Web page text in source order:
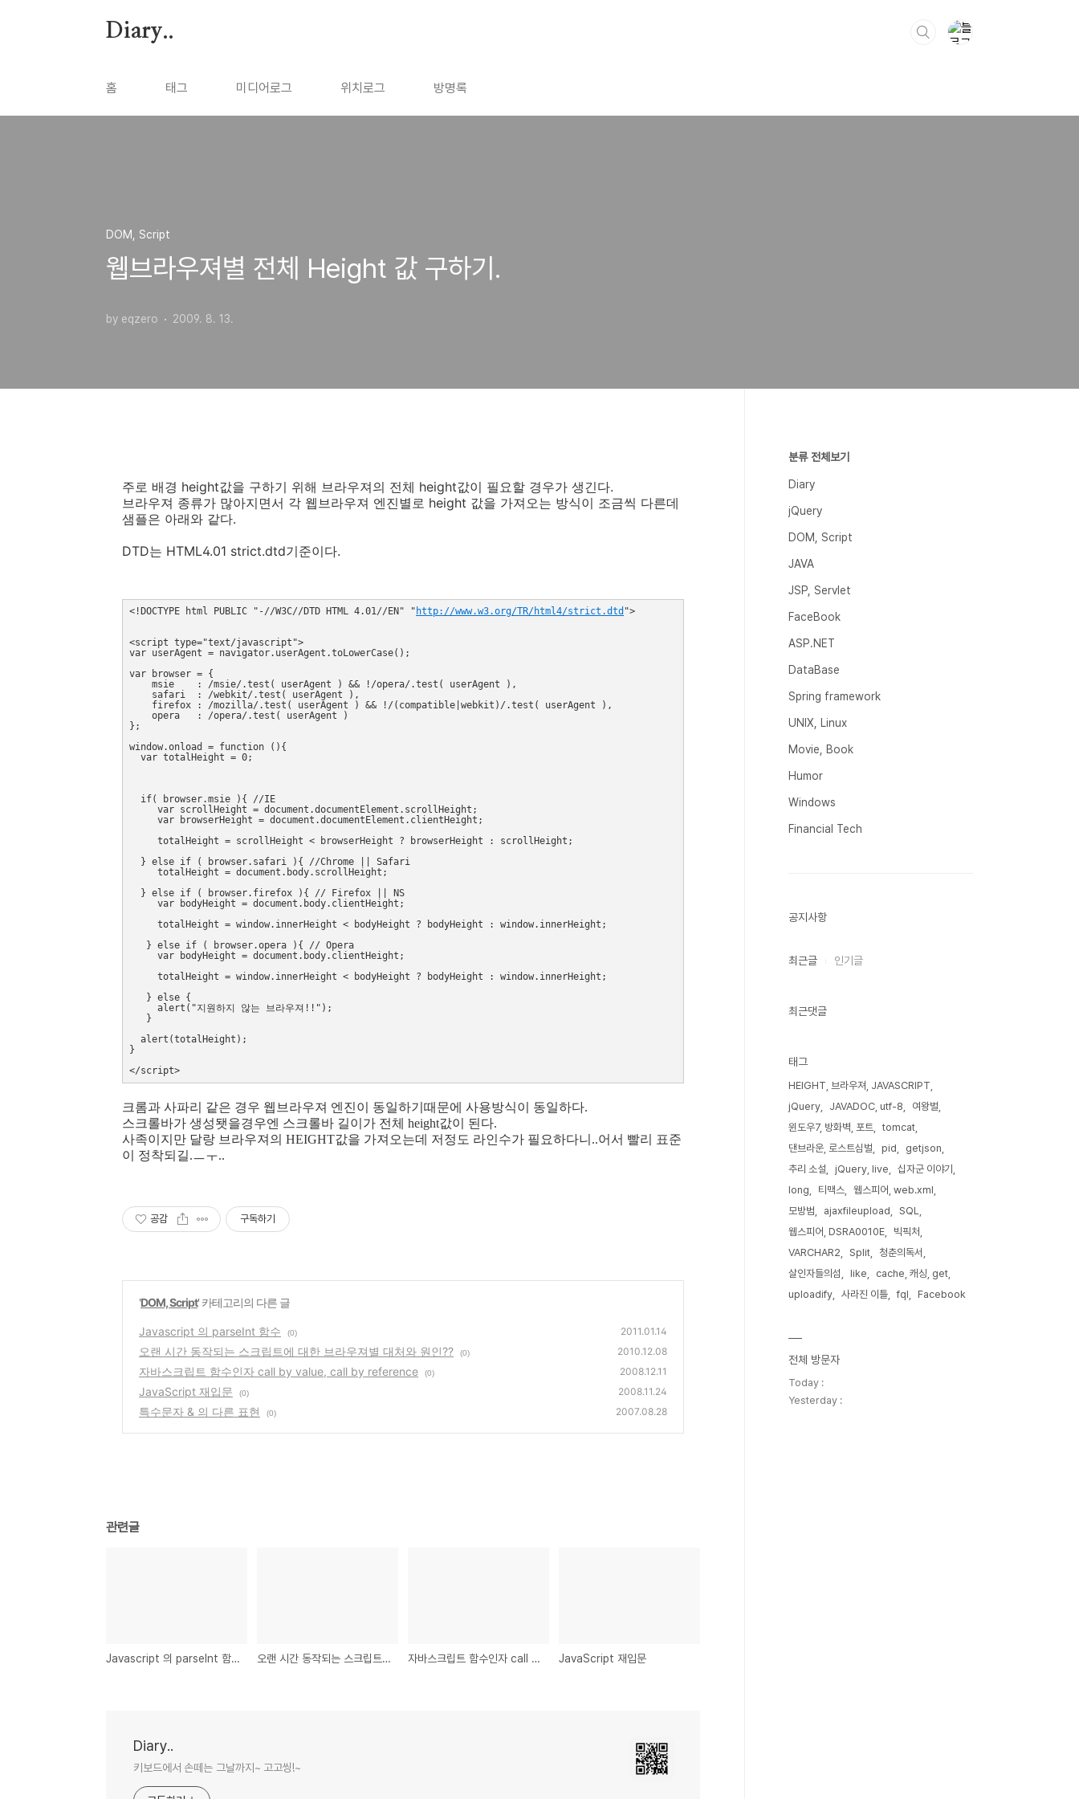
Diary..
홈 태그 미디어로그 위치로그 방명록
DOM, Script
웹브라우져별 전체 Height 값 구하기.
by eqzero 2009. 8. 13.
주로 배경 height값을 구하기 위해 브라우져의 전체 height값이 필요할 경우가 생긴다.
브라우져 종류가 많아지면서 각 웹브라우져 엔진별로 height 값을 가져오는 방식이 조금씩 다른데
샘플은 아래와 같다.
DTD는 HTML4.01 strict.dtd기준이다.
<!DOCTYPE html PUBLIC "-//W3C//DTD HTML 4.01//EN" " http://www.w3.org/TR/html4/strict.dtd ">
<script type="text/javascript">
var userAgent = navigator.userAgent.toLowerCase();
var browser = {
    msie    : /msie/.test( userAgent ) && !/opera/.test( userAgent ),
    safari  : /webkit/.test( userAgent ),
    firefox : /mozilla/.test( userAgent ) && !/(compatible|webkit)/.test( userAgent ),
    opera   : /opera/.test( userAgent )
};
window.onload = function (){
var totalHeight = 0;
if( browser.msie ){ //IE
     var scrollHeight = document.documentElement.scrollHeight;
var browserHeight = document.documentElement.clientHeight;
     totalHeight = scrollHeight < browserHeight ? browserHeight : scrollHeight;
} else if ( browser.safari ){ //Chrome || Safari
     totalHeight = document.body.scrollHeight;
  } else if ( browser.firefox ){ // Firefox || NS
     var bodyHeight = document.body.clientHeight;
     totalHeight = window.innerHeight < bodyHeight ? bodyHeight : window.innerHeight;
} else if ( browser.opera ){ // Opera
var bodyHeight = document.body.clientHeight;
     totalHeight = window.innerHeight < bodyHeight ? bodyHeight : window.innerHeight;
} else {
     alert("지원하지 않는 브라우져!!");
}
alert(totalHeight);
}
</script>
크롬과 사파리 같은 경우 웹브라우져 엔진이 동일하기때문에 사용방식이 동일하다.
스크롤바가 생성됏을경우엔 스크롤바 길이가 전체 height값이 된다.
사족이지만 달랑 브라우져의 HEIGHT값을 가져오는데 저정도 라인수가 필요하다니..어서 빨리 표준
이 정착되길.ㅡㅜ..
공감 구독하기
'DOM, Script' 카테고리의 다른 글
Javascript 의 parseInt 함수 (0) 2011.01.14
오랜 시간 동작되는 스크립트에 대한 브라우져별 대처와 원인?? (0) 2010.12.08
자바스크립트 함수인자 call by value, call by reference (0) 2008.12.11
JavaScript 재입문 (0) 2008.11.24
특수문자 & 의 다른 표현 (0) 2007.08.28
관련글
Javascript 의 parseInt 함수 오랜 시간 동작되는 스크립트에 대한 브라우져별 대처와 원인?? 자바스크립트 함수인자 call by value, call by reference JavaScript 재입문
Diary..
키보드에서 손떼는 그날까지~ 고고씽!~
분류 전체보기
Diary
jQuery
DOM, Script
JAVA
JSP, Servlet
FaceBook
ASP.NET
DataBase
Spring framework
UNIX, Linux
Movie, Book
Humor
Windows
Financial Tech
공지사항
최근글 인기글
최근댓글
태그
HEIGHT, 브라우져, JAVASCRIPT
jQuery
JAVADOC, utf-8
여왕벌
윈도우7, 방화벽, 포트
tomcat
댄브라운, 로스트심벌
pid
getjson
추리 소설
jQuery, live
십자군 이야기
long
티맥스
웹스피어, web.xml
모방범
ajaxfileupload
SQL
웹스피어, DSRA0010E
빅픽처
VARCHAR2
Split
청춘의독서
살인자들의섬
like
cache, 캐싱, get
uploadify
사라진 이틀 fql Facebook
전체 방문자
Today :
Yesterday :